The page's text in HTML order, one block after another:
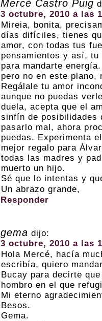
Mercè Castro Puig
3 octubre, 2010 a las
Mireia, bonita,
días difíciles, tienes
amor, con todas tus
pensamientos y así,
para mandarte
pero no en este plano,
Regálale tu amor
aunque no puedas
duela, acepta que el
sinfín de posibilidades
pasarlo mal, ahora
puedas. Experimenta
mejor regalo para
todas las madres y
muerto un hijo.
Sé que lo intentas y
Un abrazo grande,
Responder
gema dijo:
3 octubre, 2010 a las
Hola Mercé, hacía
escribía, quiero
Bucay para decirte
hombro en el que
Mi eterno
Besos.
Gema.